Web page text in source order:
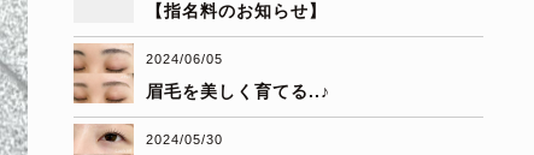
【指名料のお知らせ】
2024/06/05
眉毛を美しく育てる..♪
2024/05/30